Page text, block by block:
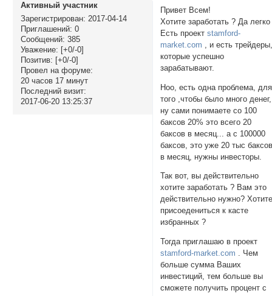
Активный участник
Зарегистрирован: 2017-04-14
Приглашений: 0
Сообщений: 385
Уважение: [+0/-0]
Позитив: [+0/-0]
Провел на форуме:
20 часов 17 минут
Последний визит:
2017-06-20 13:25:37
Привет Всем!
Хотите заработать ? Да
Есть проектstamford-
market.com , и есть
которые успешно
зарабатывают.
Ноо, есть одна проблема, для
того ,чтобы было много денег,
ну сами понимаете со 100
баксов 20% это всего 20
баксов в месяц... а с 100000
баксов, это уже 20 тыс
в месяц, нужны инвесторы.
Так вот, вы действительно
хотите заработать ? Вам это
действительно нужно?
присоедениться к касте
избранных ?
Тогда приглашаю в проект
stamford-market.com . Чем
больше сумма Ваших
инвестиций, тем больше вы
сможете получить процент с